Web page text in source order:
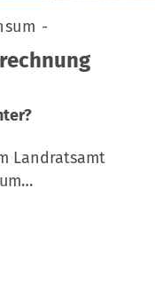
-
Landratsamt